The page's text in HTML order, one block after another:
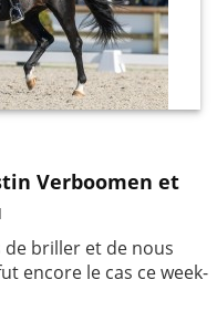
Verboomen et
de briller et de nous
encore le cas ce week-